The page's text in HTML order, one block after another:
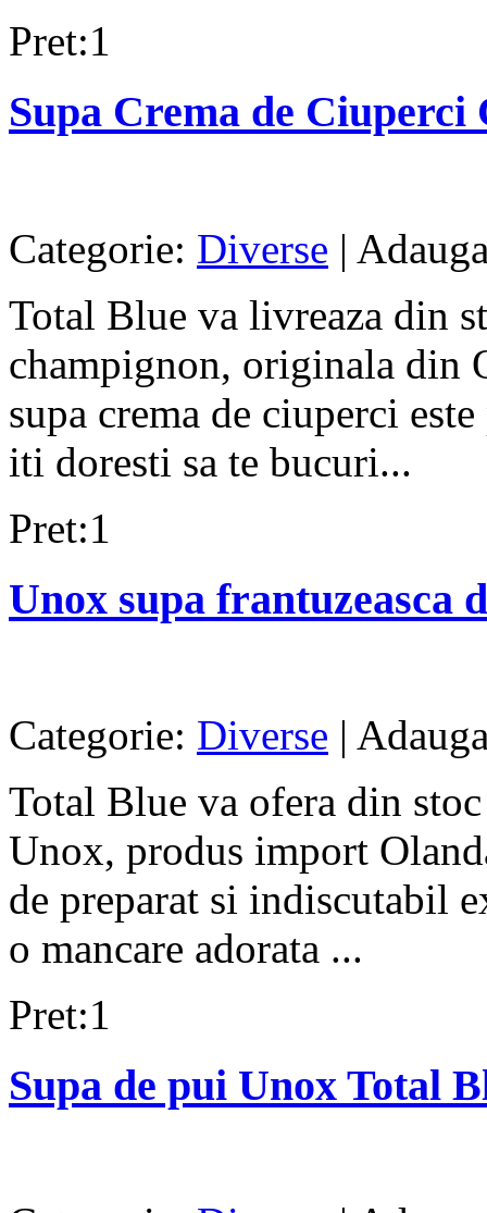
Pret:1
Supa Crema de
Categorie: Diverse |
Total Blue va livreaza din
champignon, originala din
supa crema de ciuperci
iti doresti sa te bucuri...
Pret:1
Unox supa frantuzeasca
Categorie: Diverse |
Total Blue va ofera din stoc
Unox, produs import
de preparat si indiscutabil
o mancare adorata ...
Pret:1
Supa de pui Unox Total